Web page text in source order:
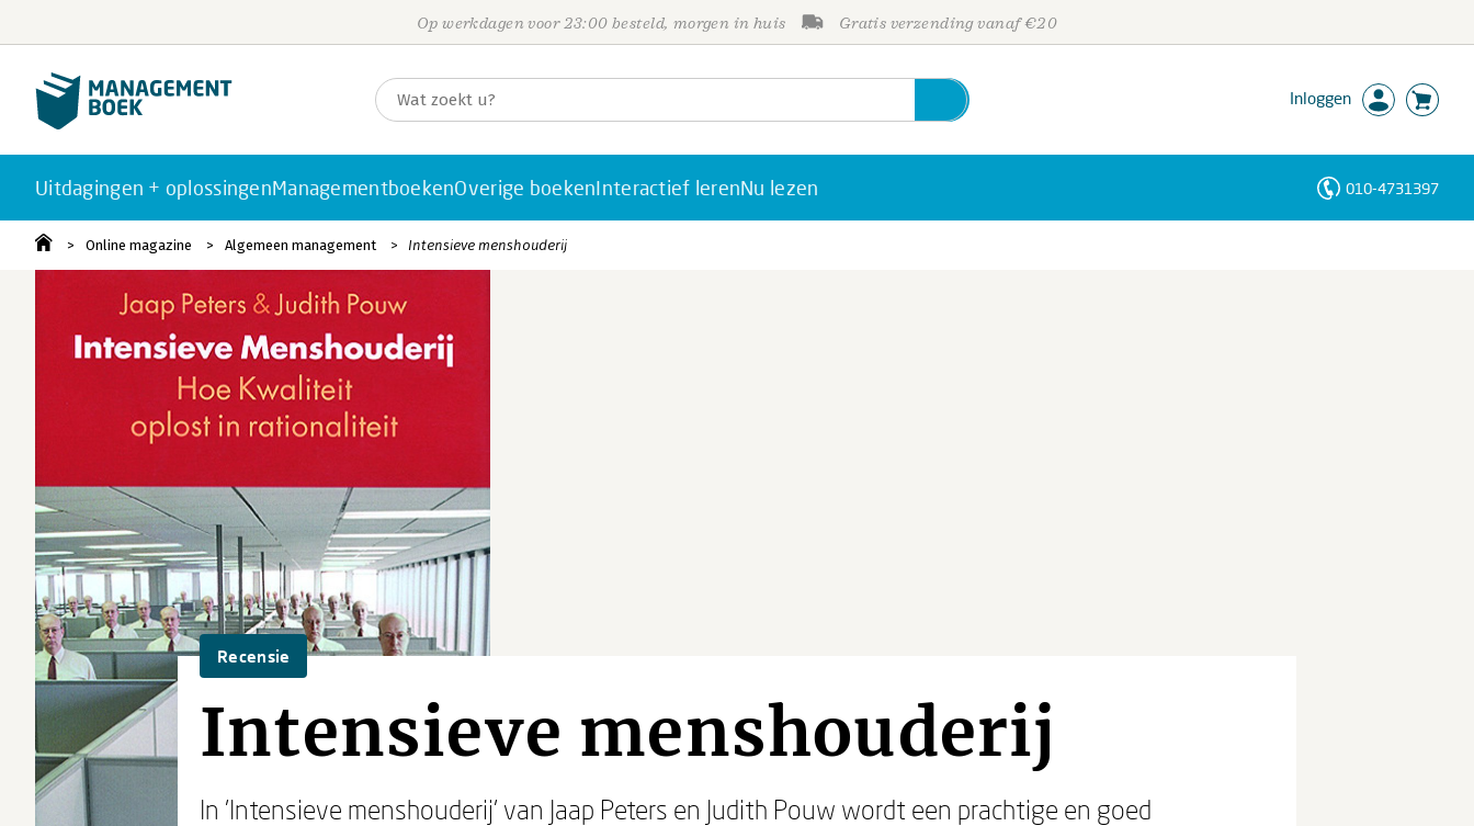
Op werkdagen voor 23:00 besteld, morgen in huis Gratis verzending vanaf €20
Inloggen
Uitdagingen + oplossingenManagementboekenOverige boekenInteractief lerenNu lezen 010-4731397
Online magazine Algemeen management Intensieve menshouderij
Recensie
Intensieve menshouderij
In 'Intensieve menshouderij' van Jaap Peters en Judith Pouw wordt een prachtige en goed
Personen